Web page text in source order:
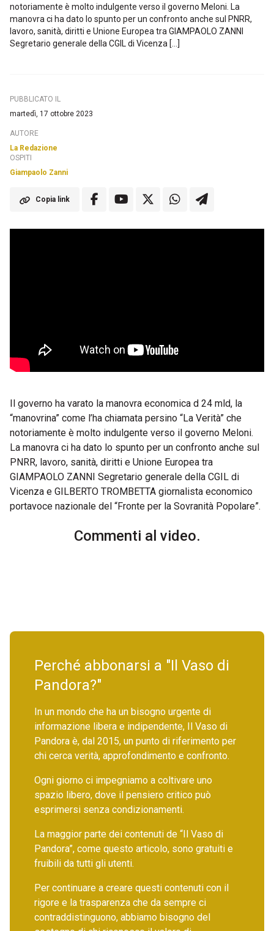
notoriamente è molto indulgente verso il governo Meloni. La
manovra ci ha dato lo spunto per un confronto anche sul PNRR,
lavoro, sanità, diritti e Unione Europea tra GIAMPAOLO ZANNI
Segretario generale della CGIL di Vicenza […]
PUBBLICATO IL
martedì, 17 ottobre 2023
AUTORE
La Redazione
OSPITI
Giampaolo Zanni
Copia link
Il governo ha varato la manovra economica d 24 mld, la
“manovrina” come l’ha chiamata persino “La Verità” che
notoriamente è molto indulgente verso il governo Meloni.
La manovra ci ha dato lo spunto per un confronto anche sul
PNRR, lavoro, sanità, diritti e Unione Europea tra
GIAMPAOLO ZANNI Segretario generale della CGIL di
Vicenza e GILBERTO TROMBETTA giornalista economico
portavoce nazionale del “Fronte per la Sovranità Popolare”.
Commenti al video.
Perché abbonarsi a "Il Vaso di
Pandora?"
In un mondo che ha un bisogno urgente di
informazione libera e indipendente, Il Vaso di
Pandora è, dal 2015, un punto di riferimento per
chi cerca verità, approfondimento e confronto.
Ogni giorno ci impegniamo a coltivare uno
spazio libero, dove il pensiero critico può
esprimersi senza condizionamenti.
La maggior parte dei contenuti de “Il Vaso di
Pandora”, come questo articolo, sono gratuiti e
fruibili da tutti gli utenti.
Per continuare a creare questi contenuti con il
rigore e la trasparenza che da sempre ci
contraddistinguono, abbiamo bisogno del